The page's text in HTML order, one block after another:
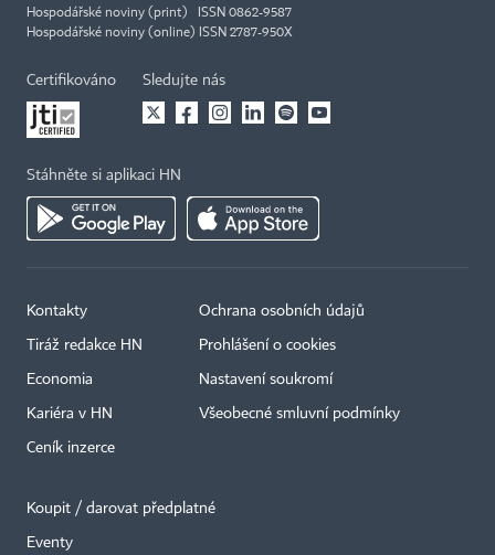
Hospodářské noviny (print) ISSN 0862-9587
Hospodářské noviny (online) ISSN 2787-950X
Certifikováno Sledujte nás
Stáhněte si aplikaci HN
Kontakty
Tiráž redakce HN
Economia
Kariéra v HN
Ceník inzerce
Ochrana osobních údajů
Prohlášení o cookies
Nastavení soukromí
Všeobecné smluvní podmínky
Koupit / darovat předplatné
Eventy